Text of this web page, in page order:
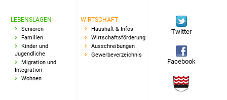
Wirtschaft
Haushalt & Infos
Wirtschaftsförderung
Gewerbeimmobilien
LEBENSLAGEN
Senioren
Familien
Kinder und
Jugendliche
Migration und
Integration
Wohnen
WIRTSCHAFT
Haushalt & Infos
Wirtschaftsförderung
Ausschreibungen
Gewerbeverzeichnis
Twitter
Facebook